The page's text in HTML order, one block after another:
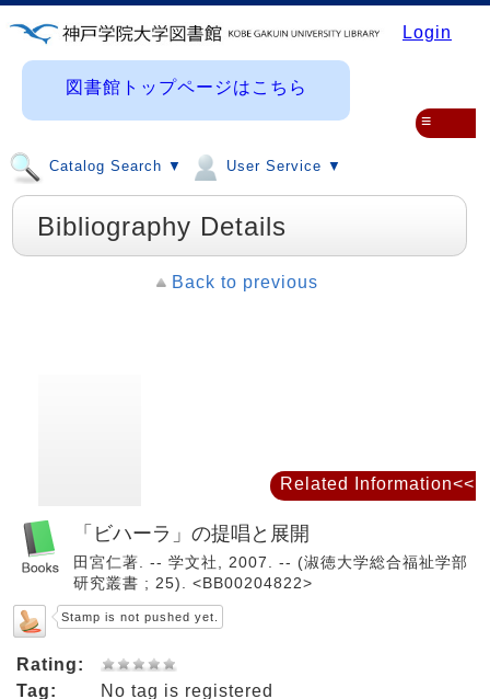
Login
図書館トップページはこちら
Catalog Search ▼ User Service ▼
≡
Bibliography Details
Back to previous
「ビハーラ」の提唱と展開
田宮仁著. -- 学文社, 2007. -- (淑徳大学総合福祉学部
研究叢書 ; 25). <BB00204822>
Stamp is not pushed yet.
Rating:
Tag:
No tag is registered
Related Information<<